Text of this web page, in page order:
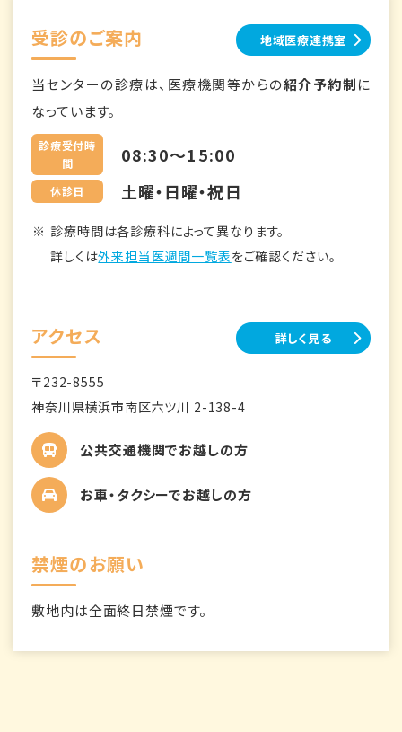
受診のご案内 地域医療連携室
当センターの診療は、医療機関等からの紹介予約制に
なっています。
診療受付時
間
08:30～15:00
休診日 土曜・日曜・祝日
診療時間は各診療科によって異なります。
詳しくは外来担当医週間一覧表をご確認ください。
アクセス 詳しく見る
〒232-8555
神奈川県横浜市南区六ツ川 2-138-4
公共交通機関でお越しの方
お車・タクシーでお越しの方
禁煙のお願い
敷地内は全面終日禁煙です。